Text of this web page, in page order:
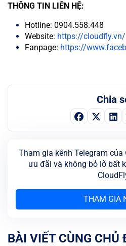
THÔNG TIN LIÊN HỆ:
Hotline: 0904.558.448
Website: https://cloudfly.vn/
Fanpage: https://
Chia
Tham gia kênh Telegram
ưu đãi và không bỏ lỡ bất
THAM GIA
BÀI VIẾT CÙNG CHỦ